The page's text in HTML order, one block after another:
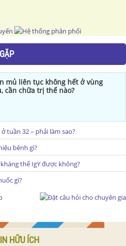
mủ liên tục không hết ở vùng
cần chữa trị thế nào?
tuần 32 – phải làm sao?
bệnh gì?
thể IgY được không?
gì?
HỮU ÍCH